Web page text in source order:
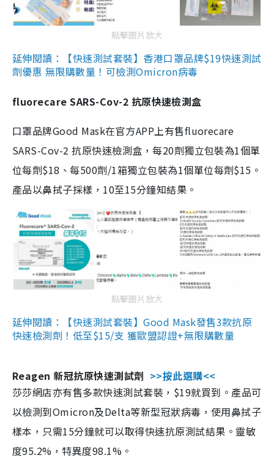
點擊圖片放大
延伸閱讀：【快速測試套裝】香港口罩品牌$19快速測試
劑優惠 無限購數量！可檢測Omicron病毒
fluorecare SARS-Cov-2 抗原快速檢測盒
口罩品牌Good Mask在官方APP上有售fluorecare
SARS-Cov-2 抗原快速檢測盒，每20劑獨立包裝為1個單
位每劑$18、每500劑/1箱獨立包裝為1個單位每劑$15。
產品以鼻拭子採樣，10至15分鐘知結果。
點擊圖片放大
延伸閱讀：【快速測試套裝】Good Mask發售3款抗原
快速檢測劑！低至$15/支 獲歐盟認證+無限購數量
Reagen 新冠抗原快速測試劑 >>按此選購<<
莎莎網店亦有售多款快速測試套裝，$19就買到。產品可
以檢測到Omicron及Delta等新型冠狀病毒，使用鼻拭子
樣本，只需15分鐘就可以取得快速抗原測試結果。靈敏
度95.2%，特異度98.1%。